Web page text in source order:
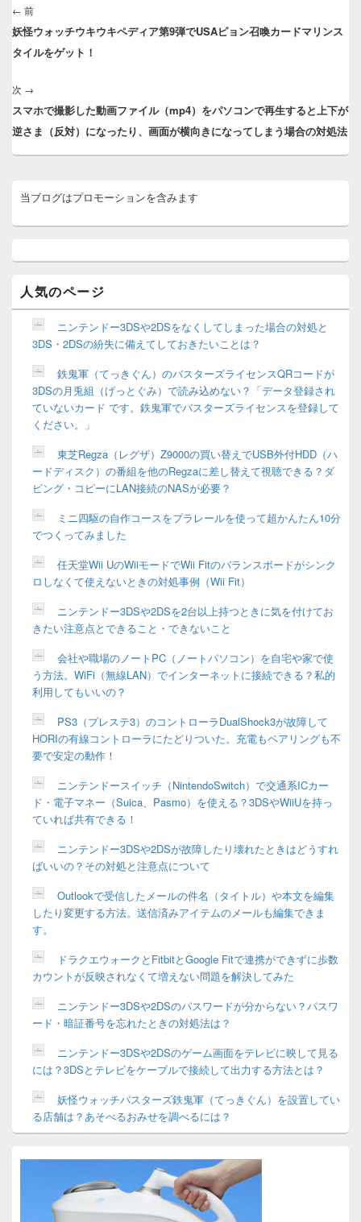
稿
ナ
ビ
ゲ
ー
シ
ョ
ン
← 前
の
投
妖怪ウォッチウキウキペディア第9弾でUSAピョン召喚カードマリンス
タイルをゲット！
次 →
の
投
稿:
スマホで撮影した動画ファイル（mp4）をパソコンで再生すると上下が
逆さま（反対）になったり、画面が横向きになってしまう場合の対処法
イ
サ
ド
ウ
当ブログはプロモーションを含みます
人気のページ
ニンテンドー3DSや2DSをなくしてしまった場合の対処と
3DS・2DSの紛失に備えてしておきたいことは？
鉄鬼軍（てっきぐん）のバスターズライセンスQRコードが
3DSの月兎組（げっとぐみ）で読み込めない？「データ登録され
ていないカード です。鉄鬼軍でバスターズライセンスを登録して
ください。」
東芝Regza（レグザ）Z9000の買い替えでUSB外付HDD（ハ
ードディスク）の番組を他のRegzaに差し替えて視聴できる？ダ
ビング・コピーにLAN接続のNASが必要？
ミニ四駆の自作コースをプラレールを使って超かんたん10分
でつくってみました
任天堂Wii UのWiiモードでWii Fitのバランスボードがシンク
ロしなくて使えないときの対処事例（Wii Fit）
ニンテンドー3DSや2DSを2台以上持つときに気を付けてお
きたい注意点とできること・できないこと
会社や職場のノートPC（ノートパソコン）を自宅や家で使
う方法。WiFi（無線LAN）でインターネットに接続できる？私的
利用してもいいの？
PS3（プレステ3）のコントローラDualShock3が故障して
HORIの有線コントローラにたどりついた。充電もペアリングも不
要で安定の動作！
ニンテンドースイッチ（NintendoSwitch）で交通系ICカー
ド・電子マネー（Suica、Pasmo）を使える？3DSやWiiUを持っ
ていれば共有できる！
ニンテンドー3DSや2DSが故障したり壊れたときはどうすれ
ばいいの？その対処と注意点について
Outlookで受信したメールの件名（タイトル）や本文を編集
したり変更する方法。送信済みアイテムのメールも編集できま
す。
ドラクエウォークとFitbitとGoogle Fitで連携ができずに歩数
カウントが反映されなくて増えない問題を解決してみた
ニンテンドー3DSや2DSのパスワードが分からない？パスワ
ード・暗証番号を忘れたときの対処法は？
ニンテンドー3DSや2DSのゲーム画面をテレビに映して見る
には？3DSとテレビをケーブルで接続して出力する方法とは？
妖怪ウォッチバスターズ鉄鬼軍（てっきぐん）を設置してい
る店舗は？あそべるおみせを調べるには？